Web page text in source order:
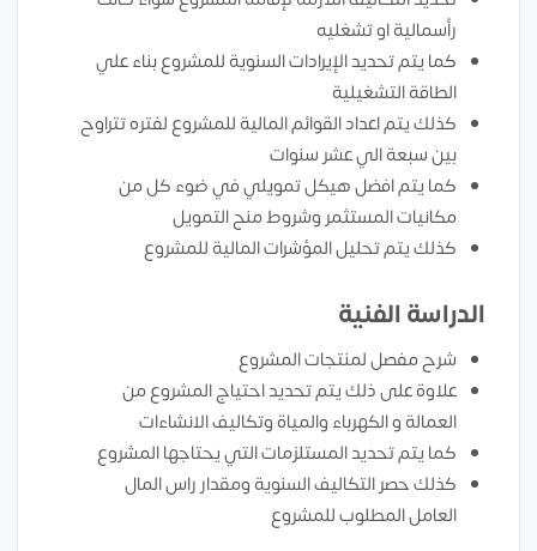
رأسمالية او تشغليه
كما يتم تحديد الإيرادات السنوية للمشروع بناء علي
الطاقة التشغيلية
كذلك يتم اعداد القوائم المالية للمشروع لفتره تتراوح
بين سبعة الي عشر سنوات
كما يتم افضل هيكل تمويلي في ضوء كل من
مكانيات المستثمر وشروط منح التمويل
كذلك يتم تحليل المؤشرات المالية للمشروع
الدراسة الفنية
شرح مفصل لمنتجات المشروع
علاوة على ذلك يتم تحديد احتياج المشروع من
العمالة و الكهرباء والمياة وتكاليف الانشاءات
كما يتم تحديد المستلزمات التي يحتاجها المشروع
كذلك حصر التكاليف السنوية ومقدار راس المال
العامل المطلوب للمشروع